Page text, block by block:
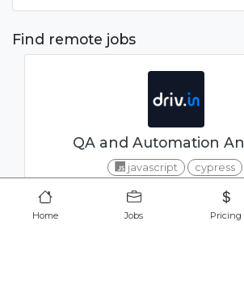
Home Jobs Pricing
Find remote jobs
QA and Automation
javascript cypress
CONFIDENTIAL